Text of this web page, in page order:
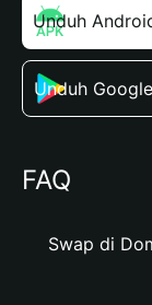
Unduh
Unduh
FAQ
Swap di